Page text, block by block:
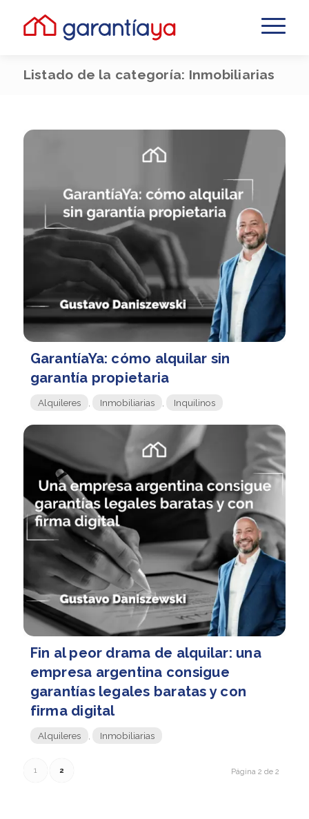
Listado de la categoría: Inmobiliarias
GarantíaYa: cómo alquilar sin
garantía propietaria
Alquileres Inmobiliarias Inquilinos
Fin al peor drama de alquilar: una
empresa argentina consigue
garantías legales baratas y con
firma digital
Alquileres , Inmobiliarias
Página 2 de 2
1 2